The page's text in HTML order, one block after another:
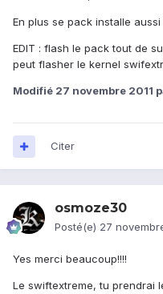
En plus se pack installe
EDIT : flash le pack tout de
peut flasher le kernel
Modifié 27 novembre 2011
Citer
osmoze30
Posté(e) 27
Yes merci beaucoup!!!!
Le swiftextreme, tu prendrai